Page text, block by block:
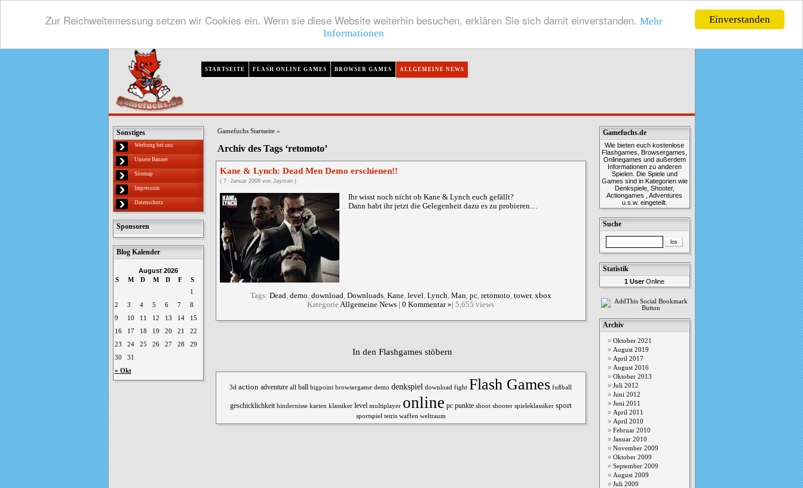
Einverstanden
Zur Reichweitemessung setzen wir Cookies ein. Wenn sie diese Website weiterhin besuchen, erklären Sie sich damit einverstanden. Mehr
Informationen
STARTSEITE FLASH ONLINE GAMES BROWSER GAMES ALLGEMEINE NEWS
Sonstiges
Werbung bei uns
Unsere Banner
Sitemap
Impressum
Datenschutz
Sponsoren
Blog Kalender
August 2026
S M D M D F S
« Okt
1
2
3 4 5 6 7
8
9
10 11 12 13 14
15
16
17 18 19 20 21
22
23
24 25 26 27 28
29
30
31
Gamefuchs Startseite»
Archiv des Tags ‘retomoto’
Kane & Lynch: Dead Men Demo erschienen!!
( 7. Januar 2008 von Jayman )
Ihr wisst noch nicht ob Kane & Lynch euch gefällt?
Dann habt ihr jetzt die Gelegenheit dazu es zu probieren…
Tags: Dead demo download Downloads, Kane, level Lynch Man pc, retomoto tower, xbox
Kategorie Allgemeine News | 0 Kommentar »| 5,655 views
In den Flashgames stöbern
3d action adventure all ball bigpoint browsergame demo denkspiel download fight Flash Games fußball
geschicklichkeit hindernisse karten klassiker level multiplayer online pc punkte shoot shooter spieleklassiker sport
sportspiel tetris waffen weltraum
Gamefuchs.de
Wie bieten euch kostenlose
Flashgames, Browsergames,
Onlinegames und außerdem
Informationen zu anderen
Spielen. Die Spiele und
Games sind in Kategorien wie
Denkspiele, Shooter,
Actiongames , Adventures
u.s.w. eingeteilt.
Suche
Statistik
1 UserOnline
Archiv
Oktober 2021
August 2019
April 2017
August 2016
Oktober 2013
Juli 2012
Juni 2012
Juni 2011
April 2011
April 2010
Februar 2010
Januar 2010
November 2009
Oktober 2009
September 2009
August 2009
Juli 2009